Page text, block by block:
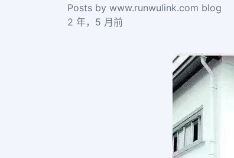
Posts by www.runwulink.com blog
2 年，5 月前